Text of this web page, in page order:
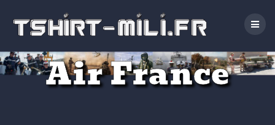
au
contenu
Air France